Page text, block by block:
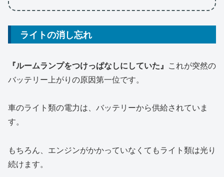
ライトの消し忘れ
『ルームランプをつけっぱなしにしていた』 これが突然の
バッテリー上がりの原因第一位です。
車のライト類の電力は、バッテリーから供給されていま
す。
もちろん、エンジンがかかっていなくてもライト類は光り
続けます。